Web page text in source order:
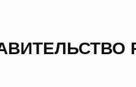
со справками к